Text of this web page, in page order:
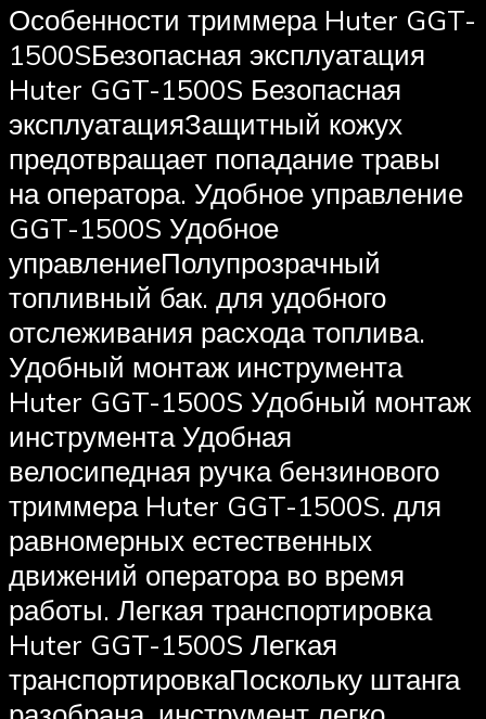
Особенности триммера Huter GGT-
1500SБезопасная эксплуатация
Huter GGT-1500S Безопасная
эксплуатацияЗащитный кожух
предотвращает попадание травы
на оператора. Удобное управление
GGT-1500S Удобное
управлениеПолупрозрачный
топливный бак. для удобного
отслеживания расхода топлива.
Удобный монтаж инструмента
Huter GGT-1500S Удобный монтаж
инструмента Удобная
велосипедная ручка бензинового
триммера Huter GGT-1500S. для
равномерных естественных
движений оператора во время
работы. Легкая транспортировка
Huter GGT-1500S Легкая
транспортировкаПоскольку штанга